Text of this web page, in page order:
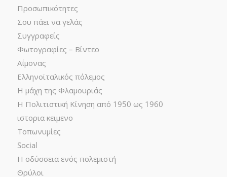
Προσωπικότητες
Σου πάει να γελάς
Συγγραφείς
Φωτογραφίες – Βίντεο
Αΐμονας
Ελληνοϊταλικός πόλεμος
Η μάχη της Φλαμουριάς
Η Πολιτιστική Κίνηση από 1950 ως 1960
ιστορια κειμενο
Τοπωνυμίες
Social
Η οδύσσεια ενός πολεμιστή
Θρύλοι